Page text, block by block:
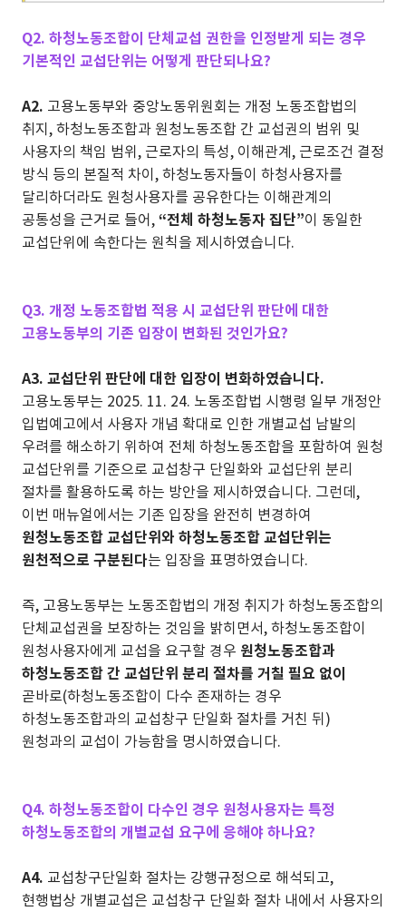
Q2. 하청노동조합이 단체교섭 권한을 인정받게 되는 경우
기본적인 교섭단위는 어떻게 판단되나요?
A2. 고용노동부와 중앙노동위원회는 개정 노동조합법의
취지, 하청노동조합과 원청노동조합 간 교섭권의 범위 및
사용자의 책임 범위, 근로자의 특성, 이해관계, 근로조건 결정
방식 등의 본질적 차이, 하청노동자들이 하청사용자를
달리하더라도 원청사용자를 공유한다는 이해관계의
공통성을 근거로 들어, “전체 하청노동자 집단”이 동일한
교섭단위에 속한다는 원칙을 제시하였습니다.
Q3. 개정 노동조합법 적용 시 교섭단위 판단에 대한
고용노동부의 기존 입장이 변화된 것인가요?
A3. 교섭단위 판단에 대한 입장이 변화하였습니다.
고용노동부는 2025. 11. 24. 노동조합법 시행령 일부 개정안
입법예고에서 사용자 개념 확대로 인한 개별교섭 남발의
우려를 해소하기 위하여 전체 하청노동조합을 포함하여 원청
교섭단위를 기준으로 교섭창구 단일화와 교섭단위 분리
절차를 활용하도록 하는 방안을 제시하였습니다. 그런데,
이번 매뉴얼에서는 기존 입장을 완전히 변경하여
원청노동조합 교섭단위와 하청노동조합 교섭단위는
원천적으로 구분된다는 입장을 표명하였습니다.
즉, 고용노동부는 노동조합법의 개정 취지가 하청노동조합의
단체교섭권을 보장하는 것임을 밝히면서, 하청노동조합이
원청사용자에게 교섭을 요구할 경우 원청노동조합과
하청노동조합 간 교섭단위 분리 절차를 거칠 필요 없이
곧바로(하청노동조합이 다수 존재하는 경우
하청노동조합과의 교섭창구 단일화 절차를 거친 뒤)
원청과의 교섭이 가능함을 명시하였습니다.
Q4. 하청노동조합이 다수인 경우 원청사용자는 특정
하청노동조합의 개별교섭 요구에 응해야 하나요?
A4. 교섭창구단일화 절차는 강행규정으로 해석되고,
현행법상 개별교섭은 교섭창구 단일화 절차 내에서 사용자의